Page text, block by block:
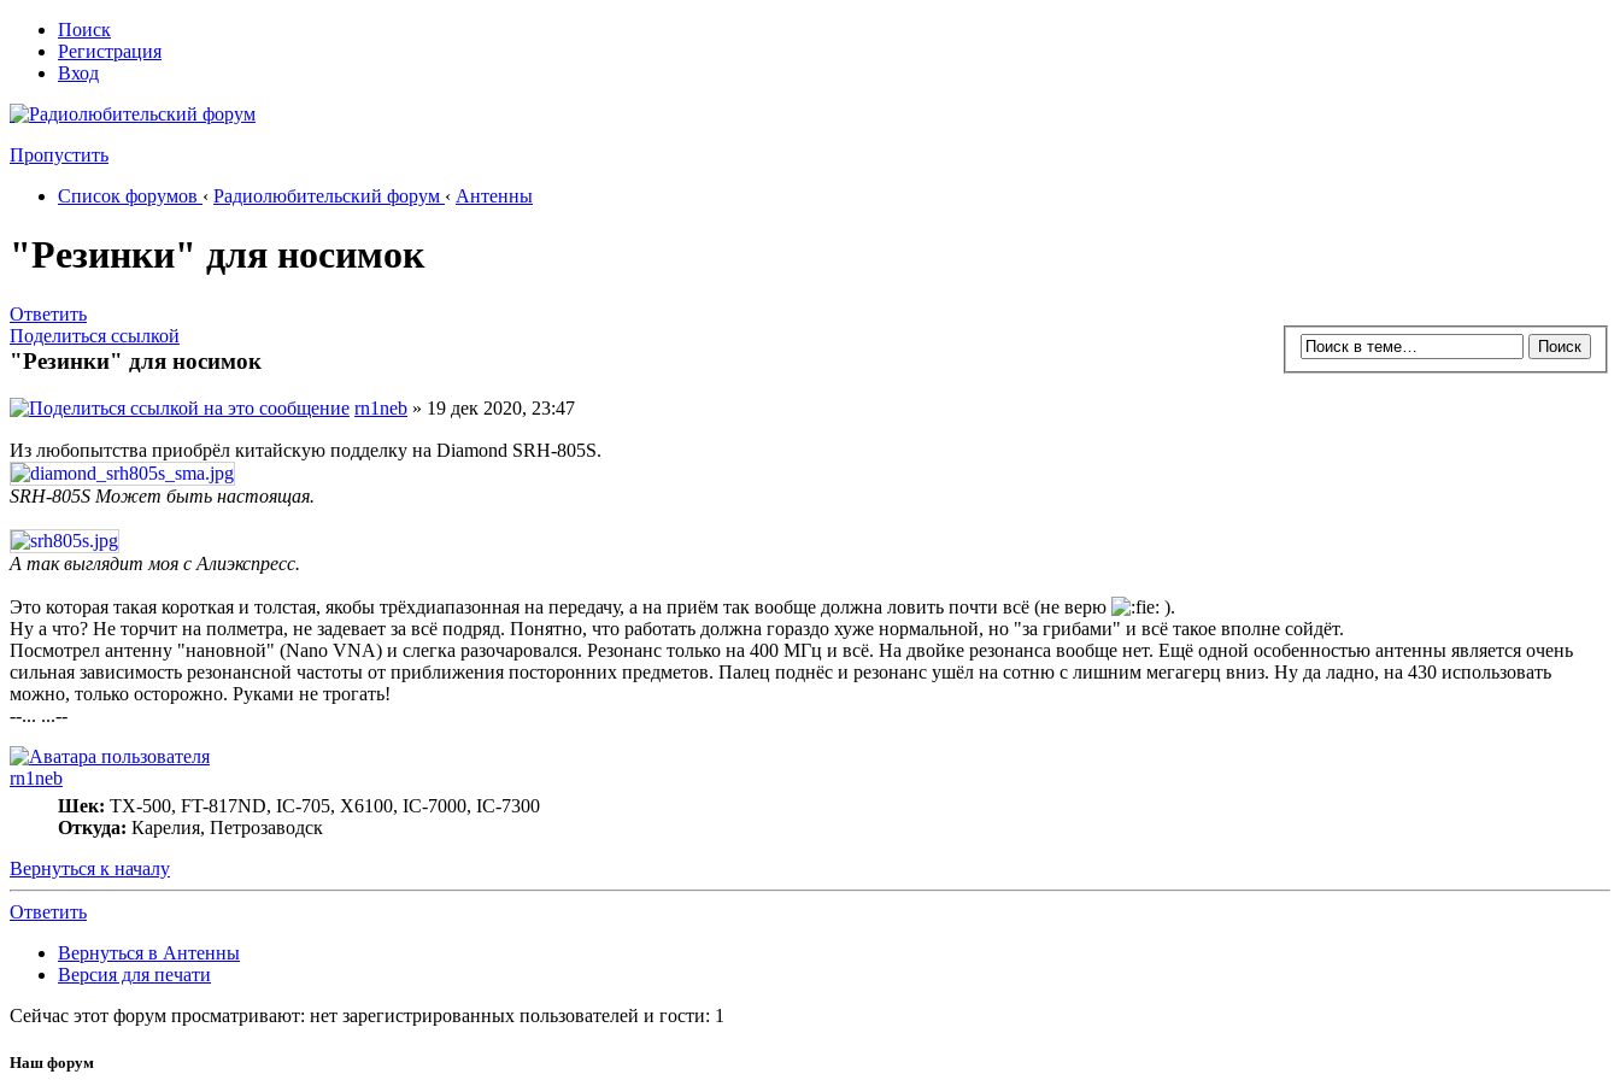
Поиск
Регистрация
Вход
Пропустить
Список форумов ‹ Радиолюбительский форум ‹ Антенны
"Резинки" для носимок
Ответить
Поделиться ссылкой
"Резинки" для носимок
rn1neb » 19 дек 2020, 23:47
Из любопытства приобрёл китайскую подделку на Diamond SRH-805S.
SRH-805S Может быть настоящая.
А так выглядит моя с Алиэкспресс.
Это которая такая короткая и толстая, якобы трёхдиапазонная на передачу, а на приём так вообще должна ловить почти всё (не верю
).
Ну а что? Не торчит на полметра, не задевает за всё подряд. Понятно, что работать должна гораздо хуже нормальной, но "за грибами" и всё такое вполне сойдёт.
Посмотрел антенну "нановной" (Nano VNA) и слегка разочаровался. Резонанс только на 400 МГц и всё. На двойке резонанса вообще нет. Ещё одной особенностью антенны является очень
сильная зависимость резонансной частоты от приближения посторонних предметов. Палец поднёс и резонанс ушёл на сотню с лишним мегагерц вниз. Ну да ладно, на 430 использовать
можно, только осторожно. Руками не трогать!
--... ...--
rn1neb
Шек: TX-500, FT-817ND, IC-705, X6100, IC-7000, IC-7300
Откуда: Карелия, Петрозаводск
Вернуться к началу
Ответить
Вернуться в Антенны
Версия для печати
Сейчас этот форум просматривают: нет зарегистрированных пользователей и гости: 1
Наш форум